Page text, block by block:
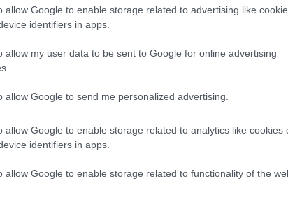
allow Google to enable storage related to advertising like
identifiers in apps.
allow my user data to be sent to Google for online advertising
allow Google to send me personalized advertising.
allow Google to enable storage related to analytics like cookies
identifiers in apps.
allow Google to enable storage related to functionality of the
di GalluraOggi.it
news da